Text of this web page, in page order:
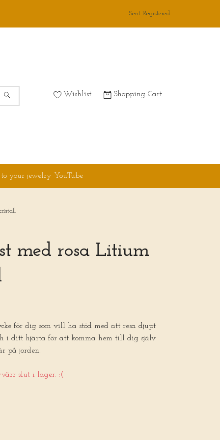
Sent Registered
Wishlist Shopping Cart
to your jewelry YouTube
med rosa Litium
för dig som vill ha stöd med att resa djupt
i ditt hjärta för att komma hem till dig själv
på jorden.
slut i lager. :(